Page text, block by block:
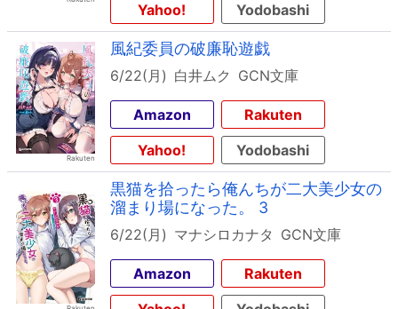
Yahoo!
Yodobashi
風紀委員の破廉恥遊戯
6/22(月) 白井ムク GCN文庫
Amazon
Rakuten
Yahoo!
Yodobashi
黒猫を拾ったら俺んちが二大美少女の
溜まり場になった。 3
6/22(月) マナシロカナタ GCN文庫
Amazon
Rakuten